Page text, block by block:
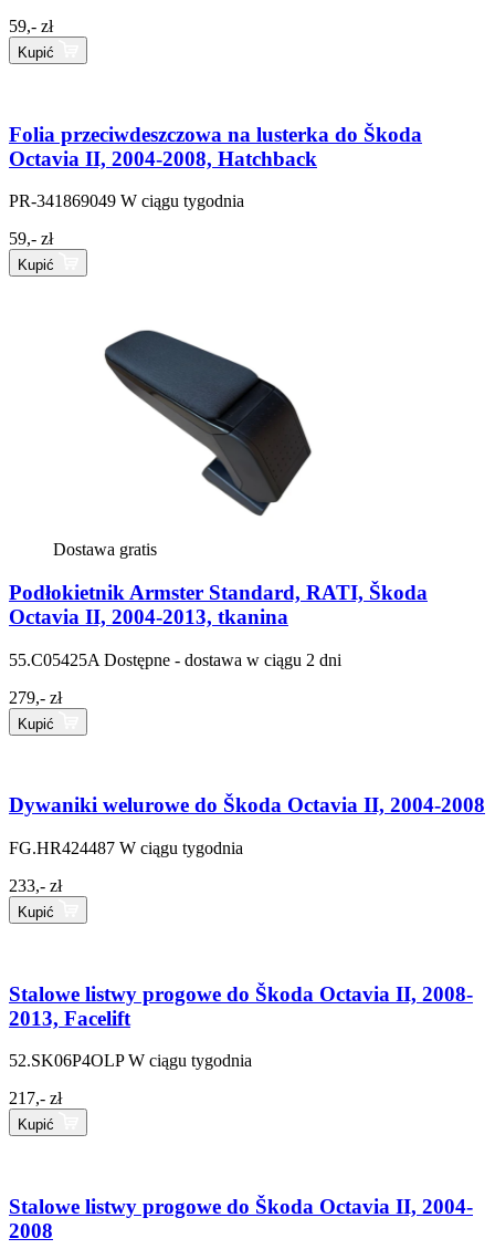
59,- zł
Kupić
Folia przeciwdeszczowa na lusterka do Škoda
Octavia II, 2004-2008, Hatchback
PR-341869049 W ciągu tygodnia
59,- zł
Kupić
Dostawa gratis
Podłokietnik Armster Standard, RATI, Škoda
Octavia II, 2004-2013, tkanina
55.C05425A Dostępne - dostawa w ciągu 2 dni
279,- zł
Kupić
Dywaniki welurowe do Škoda Octavia II, 2004-2008
FG.HR424487 W ciągu tygodnia
233,- zł
Kupić
Stalowe listwy progowe do Škoda Octavia II, 2008-
2013, Facelift
52.SK06P4OLP W ciągu tygodnia
217,- zł
Kupić
Stalowe listwy progowe do Škoda Octavia II, 2004-
2008